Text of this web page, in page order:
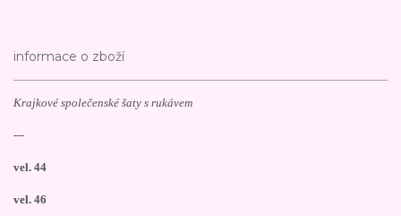
informace o zboží
Krajkové společenské šaty s rukávem
---
vel. 44
vel. 46